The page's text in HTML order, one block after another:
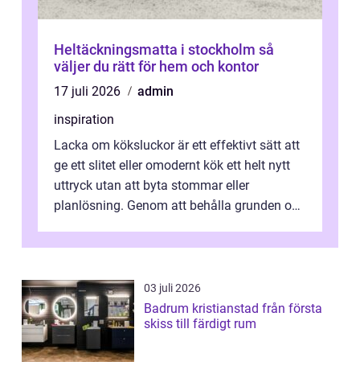
Heltäckningsmatta i stockholm så
väljer du rätt för hem och kontor
17 juli 2026
admin
inspiration
Lacka om köksluckor är ett effektivt sätt att
ge ett slitet eller omodernt kök ett helt nytt
uttryck utan att byta stommar eller
planlösning. Genom att behålla grunden och
03 juli 2026
Badrum kristianstad från första
skiss till färdigt rum